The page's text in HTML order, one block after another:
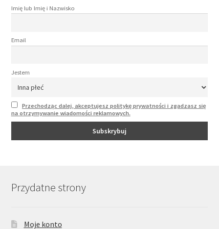
Imię lub Imię i Nazwisko
Email
Jestem
Przechodząc dalej, akceptujesz politykę prywatności i zgadzasz się
na otrzymywanie wiadomości reklamowych.
Przydatne strony
Moje konto